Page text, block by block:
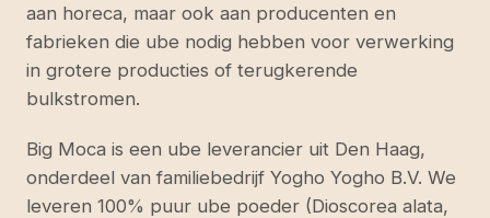
aan horeca, maar ook aan producenten en
fabrieken die ube nodig hebben voor verwerking
in grotere producties of terugkerende
bulkstromen.
Big Moca is een ube leverancier uit Den Haag,
onderdeel van familiebedrijf Yogho Yogho B.V. We
leveren 100% puur ube poeder (Dioscorea alata,